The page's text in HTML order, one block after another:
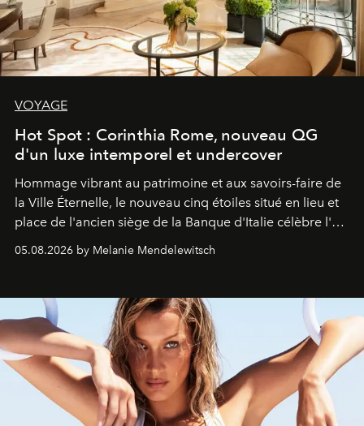
VOYAGE
Hot Spot : Corinthia Rome, nouveau QG
d'un luxe intemporel et undercover
Hommage vibrant au patrimoine et aux savoirs-faire de
la Ville Éternelle, le nouveau cinq étoiles situé en lieu et
place de l'ancien siège de la Banque d'Italie célèbre l'art
de vivre Romain dans toute son élégance intemporelle.
05.08.2026 by Melanie Mendelewitsch